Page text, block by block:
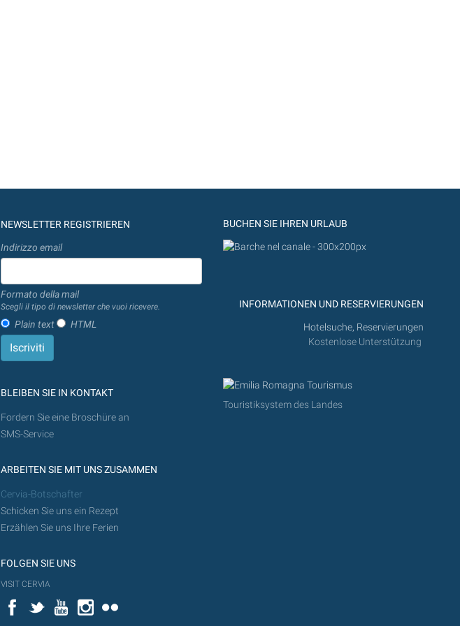
NEWSLETTER REGISTRIEREN
Indirizzo email
Formato della mail
Scegli il tipo di newsletter che vuoi ricevere.
Plain text HTML
BLEIBEN SIE IN KONTAKT
Fordern Sie eine Broschüre an
SMS-Service
ARBEITEN SIE MIT UNS ZUSAMMEN
Cervia-Botschafter
Schicken Sie uns ein Rezept
Erzählen Sie uns Ihre Ferien
FOLGEN SIE UNS
VISIT CERVIA
FacebookTwitterYouTubeInstagram
BUCHEN SIE IHREN URLAUB
INFORMATIONEN UND RESERVIERUNGEN
Hotelsuche, Reservierungen
Kostenlose Unterstützung
Touristiksystem des Landes